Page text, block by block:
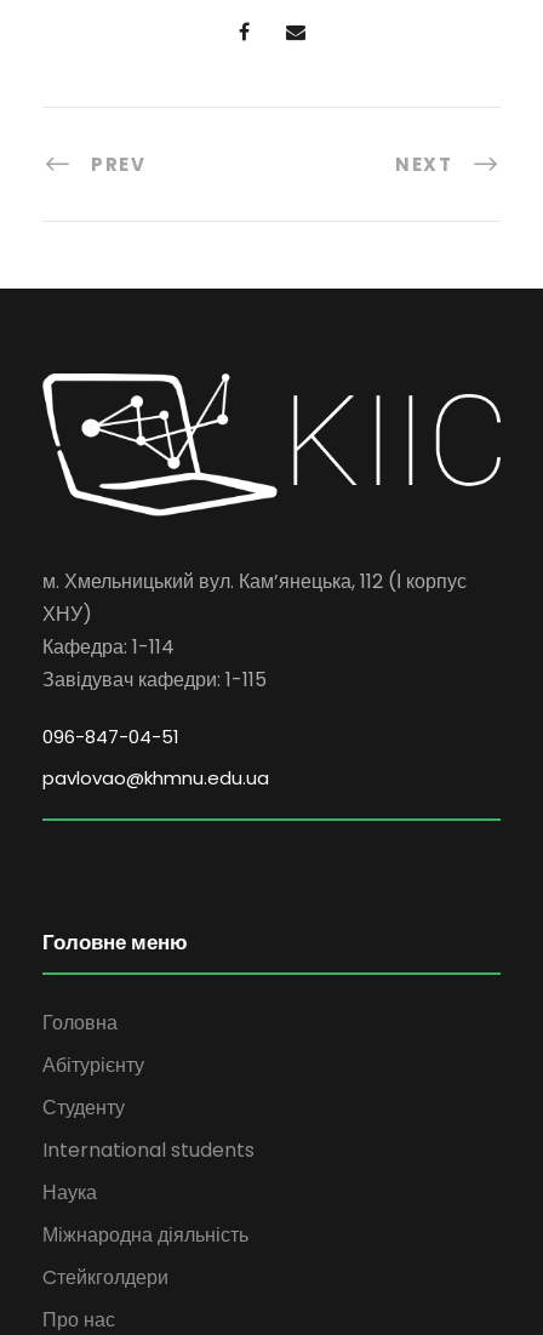
PREV NEXT
м. Хмельницький вул. Кам’янецька, 112 (І корпус
ХНУ)
Кафедра: 1-114
Завідувач кафедри: 1-115
096-847-04-51
pavlovao@khmnu.edu.ua
Головне меню
Головна
Абітурієнту
Студенту
International students
Наука
Міжнародна діяльність
Cтейкголдери
Про нас